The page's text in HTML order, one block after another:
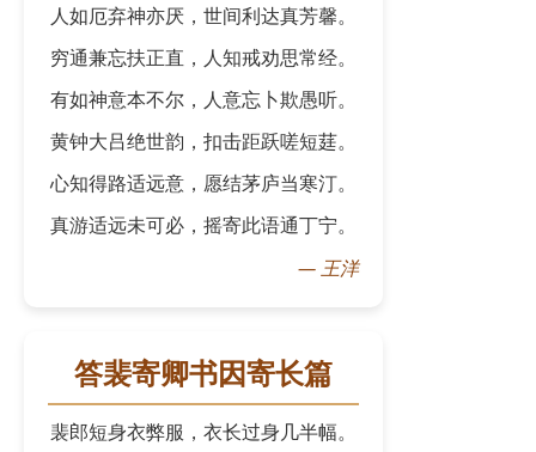
人如厄弃神亦厌，世间利达真芳馨。
穷通兼忘扶正直，人知戒劝思常经。
有如神意本不尔，人意忘卜欺愚听。
黄钟大吕绝世韵，扣击距跃嗟短莛。
心知得路适远意，愿结茅庐当寒汀。
真游适远未可必，摇寄此语通丁宁。
—王洋
答裴寄卿书因寄长篇
裴郎短身衣弊服，衣长过身几半幅。